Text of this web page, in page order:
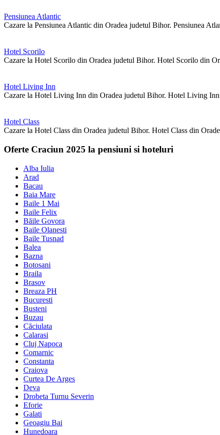
Pensiunea Atlantic
Cazare la Pensiunea Atlantic din Oradea judetul Bihor. Pensiunea
Hotel Scorilo
Cazare la Hotel Scorilo din Oradea judetul Bihor. Hotel Scorilo din
Hotel Living Inn
Cazare la Hotel Living Inn din Oradea judetul Bihor. Hotel Living
Hotel Class
Cazare la Hotel Class din Oradea judetul Bihor. Hotel Class din
Oferte Craciun 2025 la pensiuni si hoteluri
Alba Iulia
Arad
Bacau
Baia Mare
Baile 1 Mai
Baile Felix
Băile Govora
Baile Olanesti
Baile Tusnad
Balea
Bazna
Botosani
Braila
Brasov
Breaza PH
Bucuresti
Busteni
Buzau
Căciulata
Calarasi
Cluj Napoca
Comarnic
Constanta
Craiova
Curtea De Arges
Deva
Drobeta Turnu Severin
Eforie
Galati
Geoagiu Bai
Hunedoara